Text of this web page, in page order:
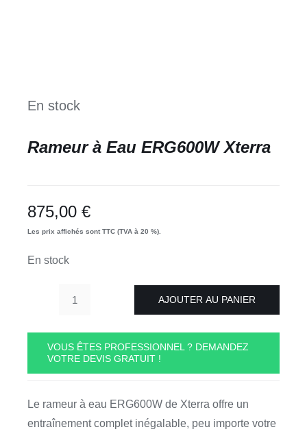
En stock
Rameur à Eau ERG600W Xterra
875,00 €
Les prix affichés sont TTC (TVA à 20 %).
En stock
quantité
Rameur
à
ERG600W
AJOUTER AU PANIER
VOUS ÊTES PROFESSIONNEL ? DEMANDEZ
VOTRE DEVIS GRATUIT !
Le rameur à eau ERG600W de Xterra offre un
entraînement complet inégalable, peu importe votre